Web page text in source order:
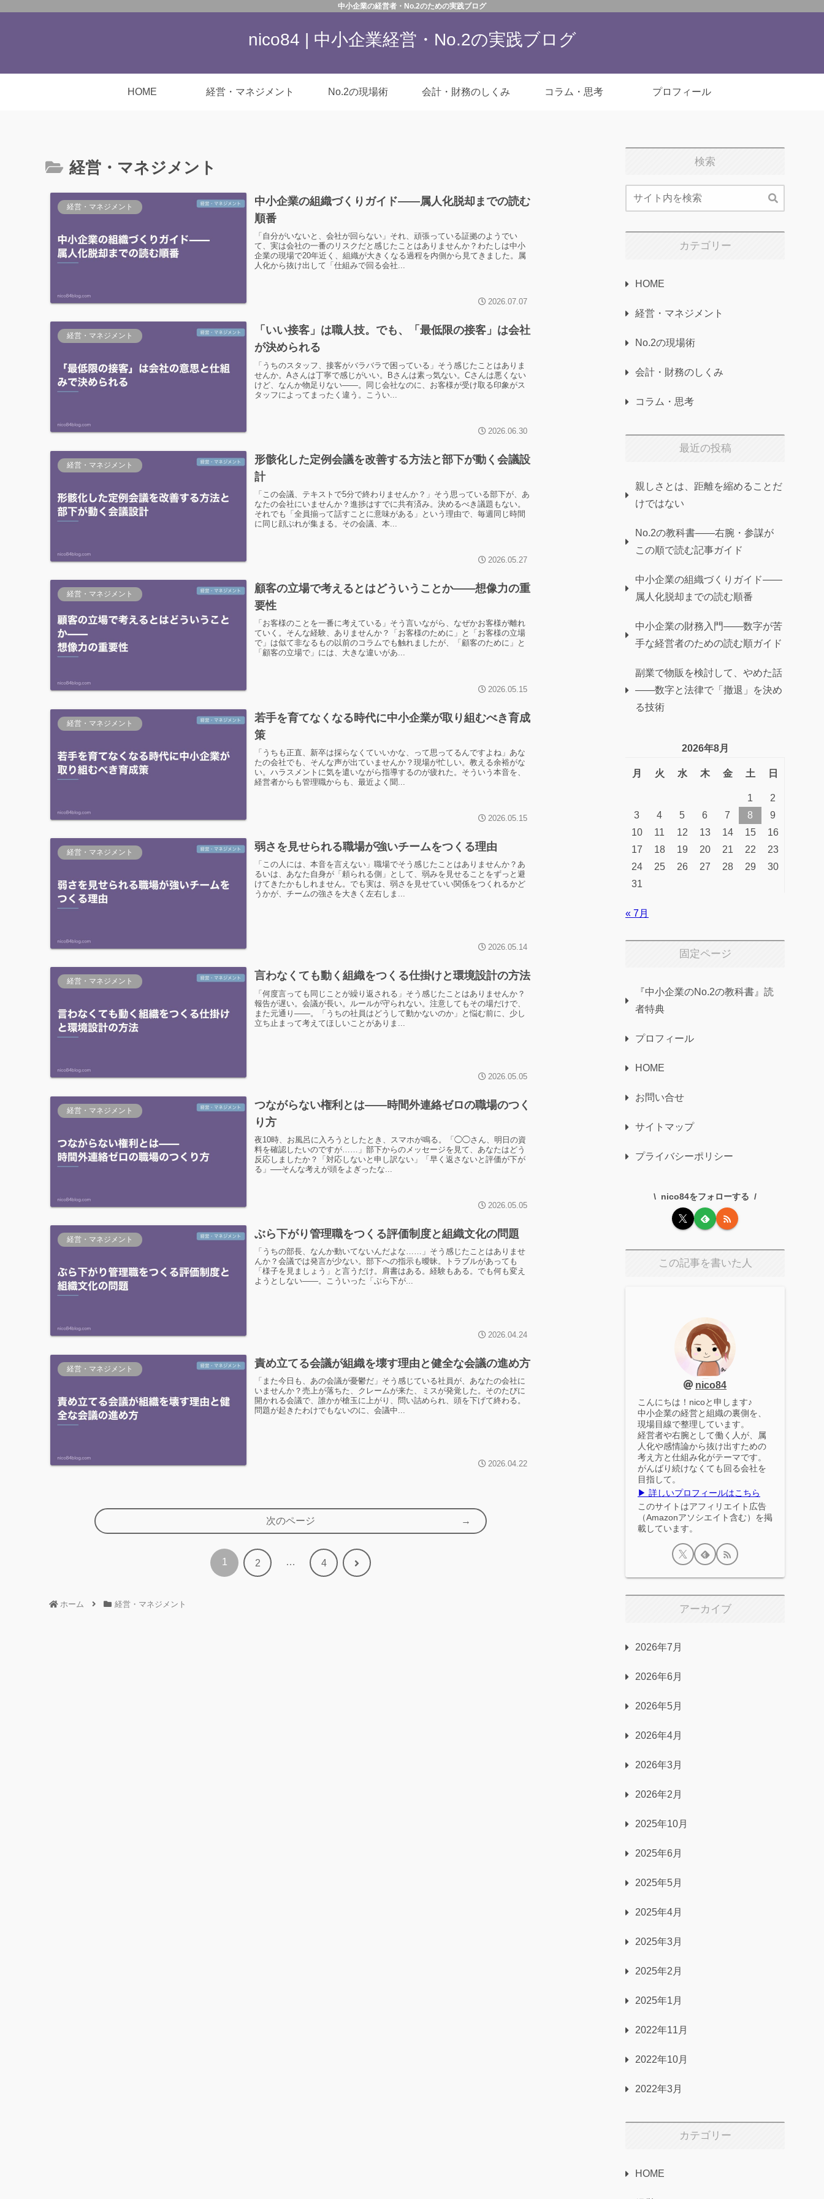
中小企業の経営者・No.2のための実践ブログ
nico84 | 中小企業経営・No.2の実践ブログ
HOME 経営・マネジメント No.2の現場術 会計・財務のしくみ コラム・思考 プロフィール
経営・マネジメント
経営・マネジメント
中小企業の組織づくりガイド——属人化脱却までの読む
順番
「自分がいないと、会社が回らない」それ、頑張っている証拠のようでい
て、実は会社の一番のリスクだと感じたことはありませんか？わたしは中小
企業の現場で20年近く、組織が大きくなる過程を内側から見てきました。属
人化から抜け出して「仕組みで回る会社...
2026.07.07
経営・マネジメント
「いい接客」は職人技。でも、「最低限の接客」は会社
が決められる
「うちのスタッフ、接客がバラバラで困っている」そう感じたことはありま
せんか。Aさんは丁寧で感じがいい。Bさんは素っ気ない。Cさんは悪くない
けど、なんか物足りない——。同じ会社なのに、お客様が受け取る印象がス
タッフによってまったく違う。こうい...
2026.06.30
経営・マネジメント
形骸化した定例会議を改善する方法と部下が動く会議設
計
「この会議、テキストで5分で終わりませんか？」そう思っている部下が、あ
なたの会社にいませんか？進捗はすでに共有済み。決めるべき議題もない。
それでも「全員揃って話すことに意味がある」という理由で、毎週同じ時間
に同じ顔ぶれが集まる。その会議、本...
2026.05.27
経営・マネジメント
顧客の立場で考えるとはどういうことか——想像力の重
要性
「お客様のことを一番に考えている」そう言いながら、なぜかお客様が離れ
ていく。そんな経験、ありませんか？「お客様のために」と「お客様の立場
で」は似て非なるもの以前のコラムでも触れましたが、「顧客のために」と
「顧客の立場で」には、大きな違いがあ...
2026.05.15
経営・マネジメント
若手を育てなくなる時代に中小企業が取り組むべき育成
策
「うちも正直、新卒は採らなくていいかな、って思ってるんですよね」あな
たの会社でも、そんな声が出ていませんか？現場が忙しい。教える余裕がな
い。ハラスメントに気を遣いながら指導するのが疲れた。そういう本音を、
経営者からも管理職からも、最近よく聞...
2026.05.15
経営・マネジメント 弱さを見せられる職場が強いチームをつくる理由
「この人には、本音を言えない」職場でそう感じたことはありませんか？あ
るいは、あなた自身が「頼られる側」として、弱みを見せることをずっと避
けてきたかもしれません。でも実は、弱さを見せていい関係をつくれるかど
うかが、チームの強さを大きく左右しま...
2026.05.14
経営・マネジメント 言わなくても動く組織をつくる仕掛けと環境設計の方法
「何度言っても同じことが繰り返される」そう感じたことはありませんか？
報告が遅い。会議が長い。ルールが守られない。注意してもその場だけで、
また元通り——。「うちの社員はどうして動かないのか」と悩む前に、少し
立ち止まって考えてほしいことがありま...
2026.05.05
経営・マネジメント
つながらない権利とは——時間外連絡ゼロの職場のつく
り方
夜10時、お風呂に入ろうとしたとき、スマホが鳴る。「◯◯さん、明日の資
料を確認したいのですが……」部下からのメッセージを見て、あなたはどう
反応しましたか？「対応しないと申し訳ない」「早く返さないと評価が下が
る」──そんな考えが頭をよぎったな...
2026.05.05
経営・マネジメント ぶら下がり管理職をつくる評価制度と組織文化の問題
「うちの部長、なんか動いてないんだよな……」そう感じたことはありませ
んか？会議では発言が少ない。部下への指示も曖昧。トラブルがあっても
「様子を見ましょう」と言うだけ。肩書はある。経験もある。でも何も変え
ようとしない——。こういった「ぶら下が...
2026.04.24
経営・マネジメント 責め立てる会議が組織を壊す理由と健全な会議の進め方
「また今日も、あの会議が憂鬱だ」そう感じている社員が、あなたの会社に
いませんか？売上が落ちた、クレームが来た、ミスが発覚した。そのたびに
開かれる会議で、誰かが槍玉に上がり、問い詰められ、頭を下げて終わる。
問題が起きたわけでもないのに、会議中...
2026.04.22
次のページ
1 2 … 4 次
ホーム 経営・マネジメント
検索
カテゴリー
HOME
経営・マネジメント
No.2の現場術
会計・財務のしくみ
コラム・思考
最近の投稿
親しさとは、距離を縮めることだ
けではない
No.2の教科書——右腕・参謀が
この順で読む記事ガイド
中小企業の組織づくりガイド——
属人化脱却までの読む順番
中小企業の財務入門——数字が苦
手な経営者のための読む順ガイド
副業で物販を検討して、やめた話
——数字と法律で「撤退」を決め
る技術
2026年8月
月 火 水 木 金 土 日
1
2
3
4 5 6 7 8
9
10
11 12 13 14 15
16
17
18 19 20 21 22
23
24
25 26 27 28 29
30
31
« 7月
固定ページ
『中小企業のNo.2の教科書』読
者特典
プロフィール
HOME
お問い合せ
サイトマップ
プライバシーポリシー
nico84をフォローする
この記事を書いた人
nico84
こんにちは！nicoと申します♪
中小企業の経営と組織の裏側を、
現場目線で整理しています。
経営者や右腕として働く人が、属
人化や感情論から抜け出すための
考え方と仕組み化がテーマです。
がんばり続けなくても回る会社を
目指して。
▶ 詳しいプロフィールはこちら
このサイトはアフィリエイト広告
（Amazonアソシエイト含む）を掲
載しています。
アーカイブ
2026年7月
2026年6月
2026年5月
2026年4月
2026年3月
2026年2月
2025年10月
2025年6月
2025年5月
2025年4月
2025年3月
2025年2月
2025年1月
2022年11月
2022年10月
2022年3月
カテゴリー
HOME